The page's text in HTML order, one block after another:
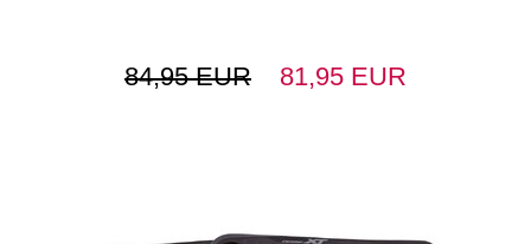
84,95 EUR 81,95 EUR